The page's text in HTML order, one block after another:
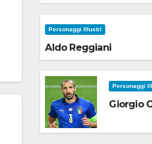
Personaggi Illustri
Aldo Reggiani
Personaggi
Giorgio